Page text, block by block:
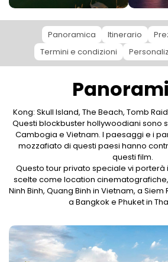
Panoramica Itinerario
Termini e condizioni
Kong: Skull Island, The Beach, Tomb
Questi blockbuster hollywoodiani sono
Cambogia e Vietnam. I paesaggi e i
mozzafiato di questi paesi hanno
questi film.
Questo tour privato speciale vi porterà
scelte come location cinematografiche,
Ninh Binh, Quang Binh in Vietnam, a
a Bangkok e Phuket in